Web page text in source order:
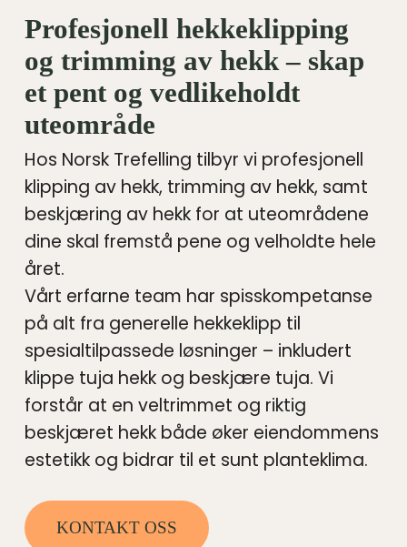
Profesjonell hekkeklipping
og trimming av hekk – skap
et pent og vedlikeholdt
uteområde
Hos Norsk Trefelling tilbyr vi profesjonell
klipping av hekk, trimming av hekk, samt
beskjæring av hekk for at uteområdene
dine skal fremstå pene og velholdte hele
året.
Vårt erfarne team har spisskompetanse
på alt fra generelle hekkeklipp til
spesialtilpassede løsninger – inkludert
klippe tuja hekk og beskjære tuja. Vi
forstår at en veltrimmet og riktig
beskjæret hekk både øker eiendommens
estetikk og bidrar til et sunt planteklima.
KONTAKT OSS